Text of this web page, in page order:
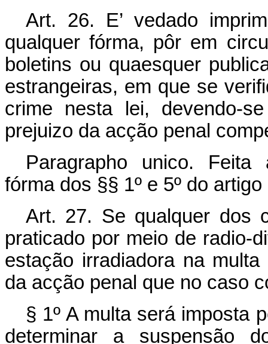
Art. 26. E’ vedado
qualquer fórma, pôr em
boletins ou quaesquer
estrangeiras, em que se
crime nesta lei, devendo-
prejuizo da acção penal
Paragrapho unico. Feita
fórma dos §§ 1º e 5º do
Art. 27. Se qualquer dos
praticado por meio de radio-
estação irradiadora na
da acção penal que no caso
§ 1º A multa será imposta
determinar a suspensão